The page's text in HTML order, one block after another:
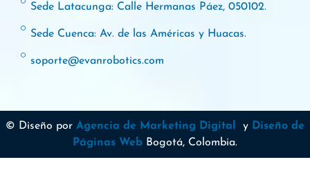
Sede Latacunga: Calle Hermanas Páez, 050102.
Sede Cuenca: Av. de las Américas y Huacas.
soporte@evanrobotics.com
© Diseño por Agencia de Marketing Digital y Diseño de
Páginas Web Bogotá, Colombia.